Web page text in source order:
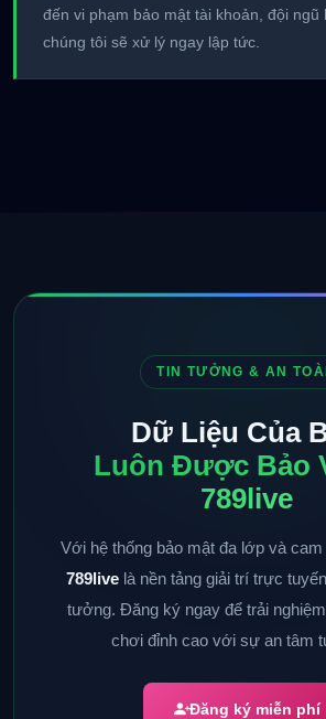
đến vi phạm bảo mật tài khoản, đội ngũ
chúng tôi sẽ xử lý ngay lập tức.
TIN TƯỞNG & AN
Dữ Liệu Của
Luôn Được Bảo
789live
Với hệ thống bảo mật đa lớp và
789live là nền tảng giải trí trực
tưởng. Đăng ký ngay để trải
chơi đỉnh cao với sự an tâm
Đăng ký miễn phí